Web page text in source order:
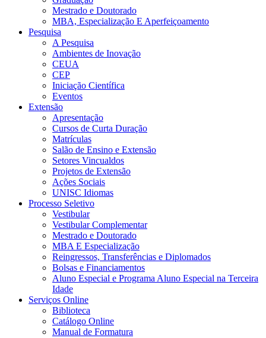
Mestrado e Doutorado
MBA, Especialização E Aperfeiçoamento
Pesquisa
A Pesquisa
Ambientes de Inovação
CEUA
CEP
Iniciação Científica
Eventos
Extensão
Apresentação
Cursos de Curta Duração
Matrículas
Salão de Ensino e Extensão
Setores Vincualdos
Projetos de Extensão
Ações Sociais
UNISC Idiomas
Processo Seletivo
Vestibular
Vestibular Complementar
Mestrado e Doutorado
MBA E Especialização
Reingressos, Transferências e Diplomados
Bolsas e Financiamentos
Aluno Especial e Programa Aluno Especial na Terceira
Idade
Serviços Online
Biblioteca
Catálogo Online
Manual de Formatura